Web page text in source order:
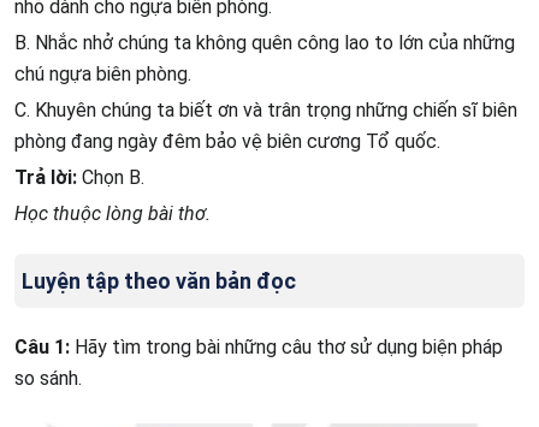
nhỏ dành cho ngựa biên phòng.
B. Nhắc nhở chúng ta không quên công lao to lớn của những
chú ngựa biên phòng.
C. Khuyên chúng ta biết ơn và trân trọng những chiến sĩ biên
phòng đang ngày đêm bảo vệ biên cương Tổ quốc.
Trả lời: Chọn B.
Học thuộc lòng bài thơ.
Luyện tập theo văn bản đọc
Câu 1: Hãy tìm trong bài những câu thơ sử dụng biện pháp
so sánh.